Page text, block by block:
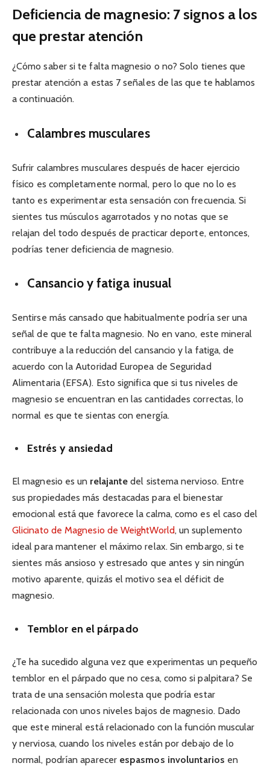
Deficiencia de magnesio: 7 signos a los
que prestar atención
¿Cómo saber si te falta magnesio o no? Solo tienes que
prestar atención a estas 7 señales de las que te hablamos
a continuación.
Calambres musculares
Sufrir calambres musculares después de hacer ejercicio
físico es completamente normal, pero lo que no lo es
tanto es experimentar esta sensación con frecuencia. Si
sientes tus músculos agarrotados y no notas que se
relajan del todo después de practicar deporte, entonces,
podrías tener deficiencia de magnesio.
Cansancio y fatiga inusual
Sentirse más cansado que habitualmente podría ser una
señal de que te falta magnesio. No en vano, este mineral
contribuye a la reducción del cansancio y la fatiga, de
acuerdo con la Autoridad Europea de Seguridad
Alimentaria (EFSA). Esto significa que si tus niveles de
magnesio se encuentran en las cantidades correctas, lo
normal es que te sientas con energía.
Estrés y ansiedad
El magnesio es un relajantedel sistema nervioso. Entre
sus propiedades más destacadas para el bienestar
emocional está que favorece la calma, como es el caso del
Glicinato de Magnesio de WeightWorld, un suplemento
ideal para mantener el máximo relax. Sin embargo, si te
sientes más ansioso y estresado que antes y sin ningún
motivo aparente, quizás el motivo sea el déficit de
magnesio.
Temblor en el párpado
¿Te ha sucedido alguna vez que experimentas un pequeño
temblor en el párpado que no cesa, como si palpitara? Se
trata de una sensación molesta que podría estar
relacionada con unos niveles bajos de magnesio. Dado
que este mineral está relacionado con la función muscular
y nerviosa, cuando los niveles están por debajo de lo
normal, podrían aparecer espasmos involuntarios en